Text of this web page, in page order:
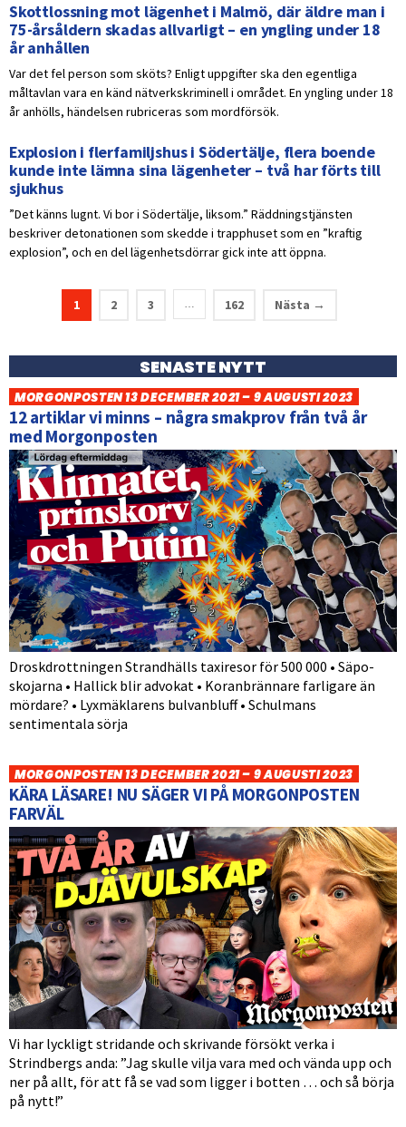
Skottlossning mot lägenhet i Malmö, där äldre man i
75-årsåldern skadas allvarligt – en yngling under 18
år anhållen
Var det fel person som sköts? Enligt uppgifter ska den egentliga
måltavlan vara en känd nätverkskriminell i området. En yngling under 18
år anhölls, händelsen rubriceras som mordförsök.
Explosion i flerfamiljshus i Södertälje, flera boende
kunde inte lämna sina lägenheter – två har förts till
sjukhus
”Det känns lugnt. Vi bor i Södertälje, liksom.” Räddningstjänsten
beskriver detonationen som skedde i trapphuset som en ”kraftig
explosion”, och en del lägenhetsdörrar gick inte att öppna.
1 2 3 … 162 Nästa →
SENASTE NYTT
MORGONPOSTEN 13 DECEMBER 2021 – 9 AUGUSTI 2023
12 artiklar vi minns – några smakprov från två år
med Morgonposten
Droskdrottningen Strandhälls taxiresor för 500 000 • Säpo-
skojarna • Hallick blir advokat • Koranbrännare farligare än
mördare? • Lyxmäklarens bulvanbluff • Schulmans
sentimentala sörja
MORGONPOSTEN 13 DECEMBER 2021 – 9 AUGUSTI 2023
KÄRA LÄSARE! NU SÄGER VI PÅ MORGONPOSTEN
FARVÄL
Vi har lyckligt stridande och skrivande försökt verka i
Strindbergs anda: ”Jag skulle vilja vara med och vända upp och
ner på allt, för att få se vad som ligger i botten … och så börja
på nytt!”